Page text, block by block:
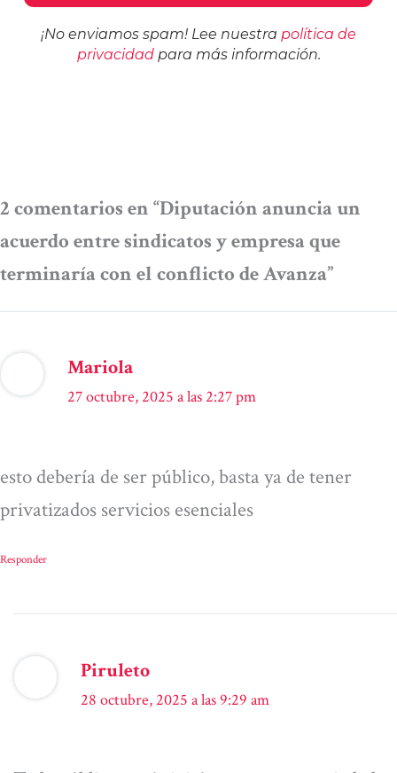
¡No enviamos spam! Lee nuestra política de
privacidadpara más información.
2 comentarios en “Diputación anuncia un
acuerdo entre sindicatos y empresa que
terminaría con el conflicto de Avanza”
Mariola
27 octubre, 2025 a las 2:27 pm
esto debería de ser público, basta ya de tener
privatizados servicios esenciales
Responder
Piruleto
28 octubre, 2025 a las 9:29 am